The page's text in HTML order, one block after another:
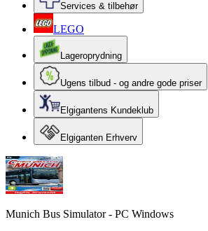
Services & tilbehør
LEGO
Lageroprydning
Ugens tilbud - og andre gode priser
Elgigantens Kundeklub
Elgiganten Erhverv
Munich Bus Simulator - PC Windows